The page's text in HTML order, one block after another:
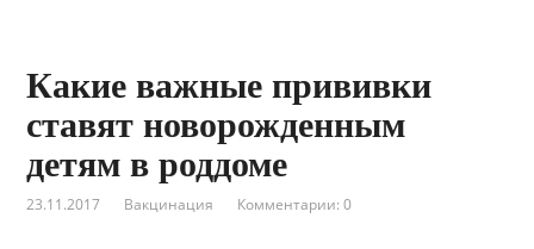
Какие важные прививки
ставят новорожденным
детям в роддоме
23.11.2017 Вакцинация Комментарии: 0